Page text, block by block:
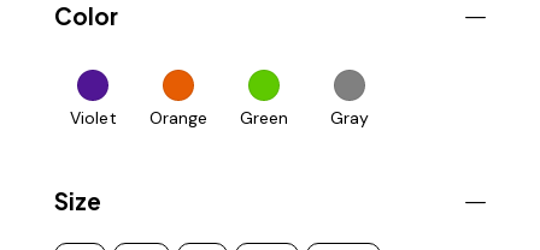
Color
Violet Orange Green Gray
Size